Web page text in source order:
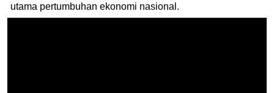
utama pertumbuhan ekonomi nasional.